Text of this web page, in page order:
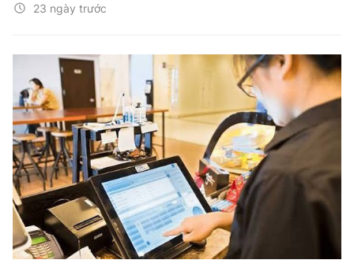
23 ngày trước